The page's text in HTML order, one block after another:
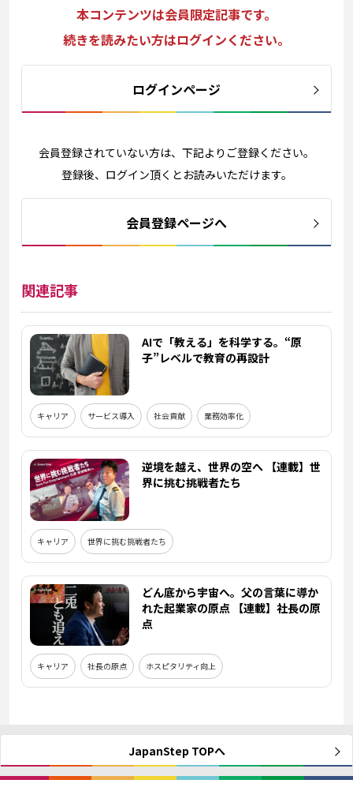
本コンテンツは会員限定記事です。
続きを読みたい方はログインください。
ログインページ
会員登録されていない方は、下記よりご登録ください。
登録後、ログイン頂くとお読みいただけます。
会員登録ページへ
関連記事
AIで「教える」を科学する。“原
子”レベルで教育の再設計
キャリア サービス導入 社会貢献 業務効率化
逆境を越え、世界の空へ 【連載】世
界に挑む挑戦者たち
キャリア 世界に挑む挑戦者たち
どん底から宇宙へ。父の言葉に導か
れた起業家の原点 【連載】社長の原
点
キャリア 社長の原点 ホスピタリティ向上
JapanStep TOPへ